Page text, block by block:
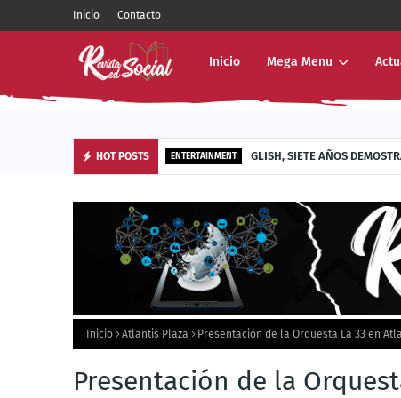
Inicio Contacto
Inicio Mega Menu
HOT POSTS ENTERTAINMENT GLISH, SIETE AÑOS
Inicio Atlantis Plaza Presentación de la Orquesta La 33 en
Presentación de la